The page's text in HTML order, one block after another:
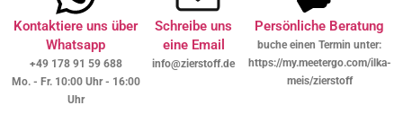
Kontaktiere uns über
Whatsapp
+49 178 91 59 688
Mo. - Fr. 10:00 Uhr - 16:00
Uhr
Schreibe uns
eine Email
info@zierstoff.de
Persönliche Beratung
buche einen Termin unter:
https://my.meetergo.com/ilka-
meis/zierstoff